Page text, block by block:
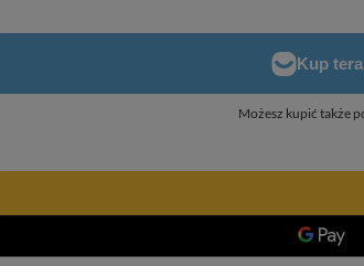
Możesz kupić także